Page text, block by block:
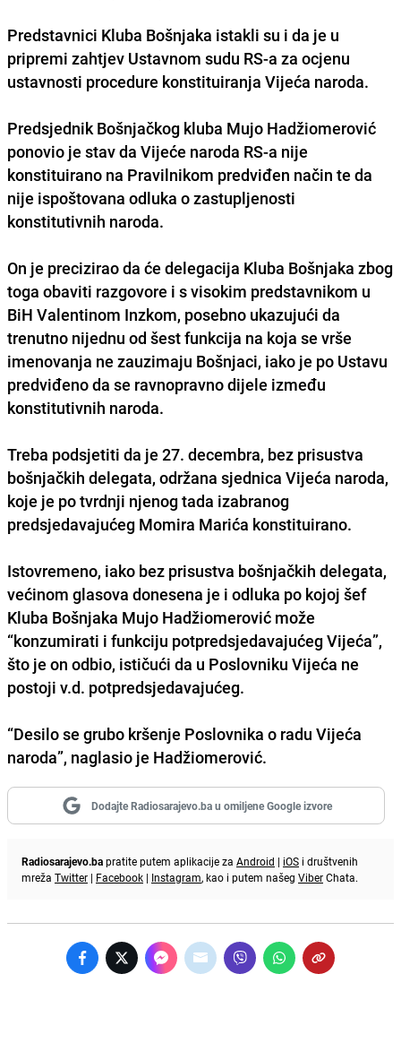
Predstavnici Kluba Bošnjaka istakli su i da je u
pripremi zahtjev Ustavnom sudu RS-a za ocjenu
ustavnosti procedure konstituiranja Vijeća naroda.
Predsjednik Bošnjačkog kluba Mujo Hadžiomerović
ponovio je stav da Vijeće naroda RS-a nije
konstituirano na Pravilnikom predviđen način te da
nije ispoštovana odluka o zastupljenosti
konstitutivnih naroda.
On je precizirao da će delegacija Kluba Bošnjaka zbog
toga obaviti razgovore i s visokim predstavnikom u
BiH Valentinom Inzkom, posebno ukazujući da
trenutno nijednu od šest funkcija na koja se vrše
imenovanja ne zauzimaju Bošnjaci, iako je po Ustavu
predviđeno da se ravnopravno dijele između
konstitutivnih naroda.
Treba podsjetiti da je 27. decembra, bez prisustva
bošnjačkih delegata, održana sjednica Vijeća naroda,
koje je po tvrdnji njenog tada izabranog
predsjedavajućeg Momira Marića konstituirano.
Istovremeno, iako bez prisustva bošnjačkih delegata,
većinom glasova donesena je i odluka po kojoj šef
Kluba Bošnjaka Mujo Hadžiomerović može
“konzumirati i funkciju potpredsjedavajućeg Vijeća”,
što je on odbio, ističući da u Poslovniku Vijeća ne
postoji v.d. potpredsjedavajućeg.
“Desilo se grubo kršenje Poslovnika o radu Vijeća
naroda”, naglasio je Hadžiomerović.
Dodajte Radiosarajevo.ba u omiljene Google izvore
Radiosarajevo.bapratite putem aplikacije za Android | iOS i društvenih
mreža Twitter | Facebook | Instagram, kao i putem našeg ViberChata.